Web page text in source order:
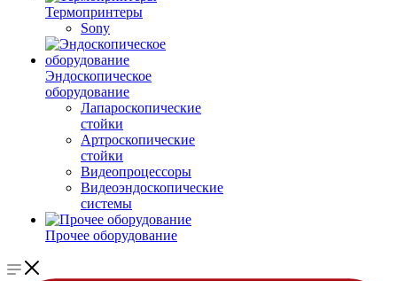
Термопринтеры
Sony
Эндоскопическое
оборудование
Лапароскопические
стойки
Артроскопические
стойки
Видеопроцессоры
Видеоэндоскопические
системы
Прочее оборудование